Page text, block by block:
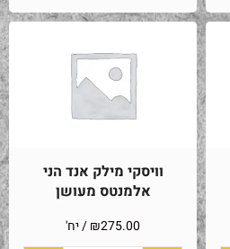
וויסקי מילק אנד הני
אלמנטס מעושן
₪275.00 / יח'